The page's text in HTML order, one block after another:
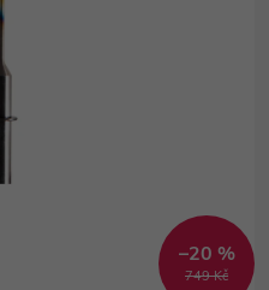
749 Kč
–20 %